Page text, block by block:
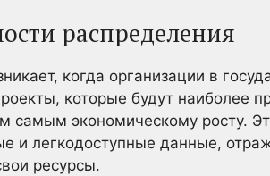
распределения
когда организации в
которые будут наиболее
самым экономическому росту.
и легкодоступные данные,
ресурсы.